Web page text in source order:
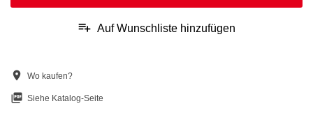
playlist_add Auf Wunschliste hinzufügen
location_on Wo kaufen?
picture_as_pdf Siehe Katalog-Seite